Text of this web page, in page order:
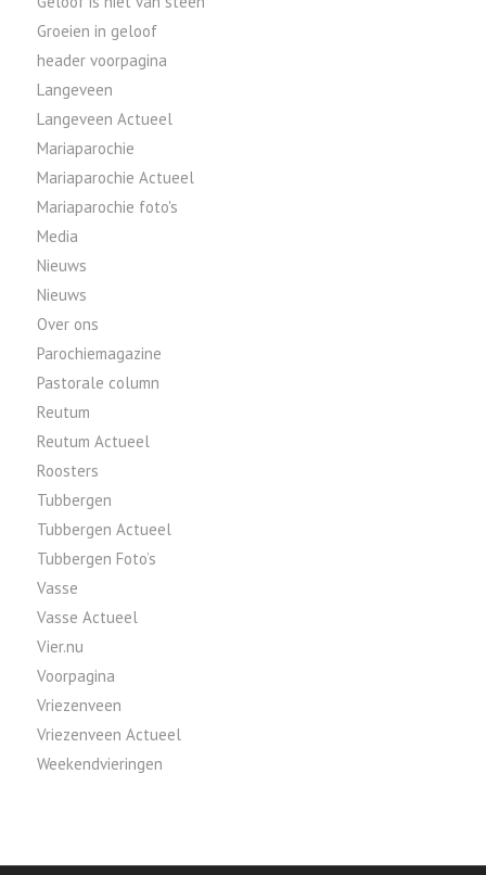
Groeien in geloof
header voorpagina
Langeveen
Langeveen Actueel
Mariaparochie
Mariaparochie Actueel
Mariaparochie foto's
Media
Nieuws
Nieuws
Over ons
Parochiemagazine
Pastorale column
Reutum
Reutum Actueel
Roosters
Tubbergen
Tubbergen Actueel
Tubbergen Foto’s
Vasse
Vasse Actueel
Vier.nu
Voorpagina
Vriezenveen
Vriezenveen Actueel
Weekendvieringen